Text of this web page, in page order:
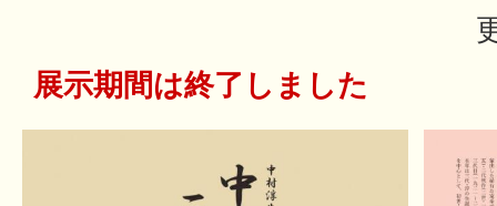
展示期間は終了しました